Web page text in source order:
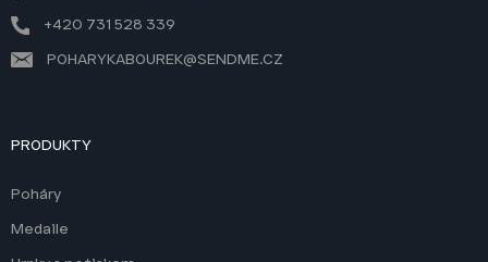
+420 731 528 339
POHARYKABOUREK@SENDME.CZ
PRODUKTY
Poháry
Medaile